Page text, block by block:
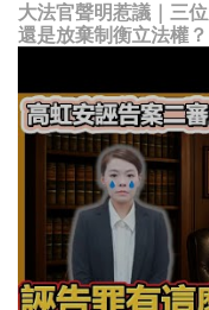
大法官聲明惹議｜三
還是放棄制衡立法權？